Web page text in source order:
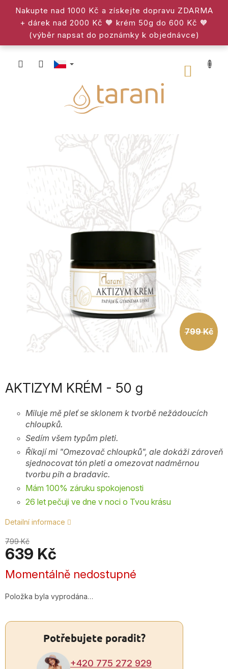
Nakupte nad 1000 Kč a získejte dopravu ZDARMA
+ dárek nad 2000 Kč 🧡 krém 50g do 600 Kč 🧡
(výběr napsat do poznámky k objednávce)
799 Kč
AKTIZYM KRÉM - 50 g
Miluje mě pleť se sklonem k tvorbě nežádoucích
chloupků.
Sedím všem typům pleti.
Říkají mi "Omezovač chloupků", ale dokáži zároveň
sjednocovat tón pleti a omezovat nadměrnou
tvorbu pih a bradavic.
Mám 100% záruku spokojenosti
26 let pečuji ve dne v noci o Tvou krásu
Detailní informace
799 Kč
639 Kč
Měrná
cena:
Momentálně nedostupné
Položka byla vyprodána…
Potřebujete poradit?
+420 775 272 929